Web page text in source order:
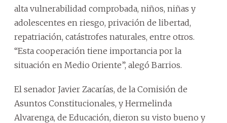
alta vulnerabilidad comprobada, niños, niñas y
adolescentes en riesgo, privación de libertad,
repatriación, catástrofes naturales, entre otros.
“Esta cooperación tiene importancia por la
situación en Medio Oriente”, alegó Barrios.
El senador Javier Zacarías, de la Comisión de
Asuntos Constitucionales, y Hermelinda
Alvarenga, de Educación, dieron su visto bueno y